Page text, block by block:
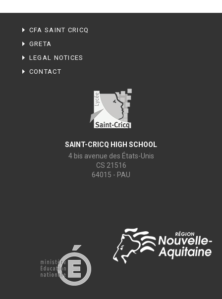
CFA SAINT CRICQ
GRETA
LEGAL NOTICES
CONTACT
SAINT-CRICQ HIGH SCHOOL
4 bis avenue des États-Unis
CS 21516
64015 - PAU